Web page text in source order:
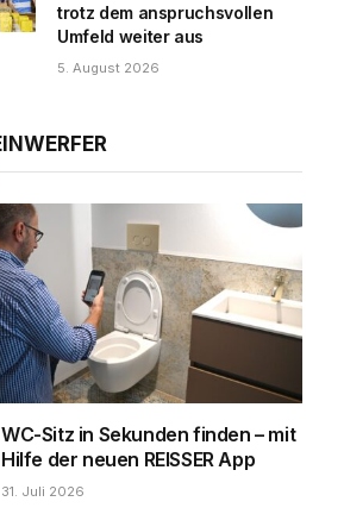
trotz dem anspruchsvollen
Umfeld weiter aus
5. August 2026
WC-Sitz in Sekunden finden – mit
Hilfe der neuen REISSER App
31. Juli 2026